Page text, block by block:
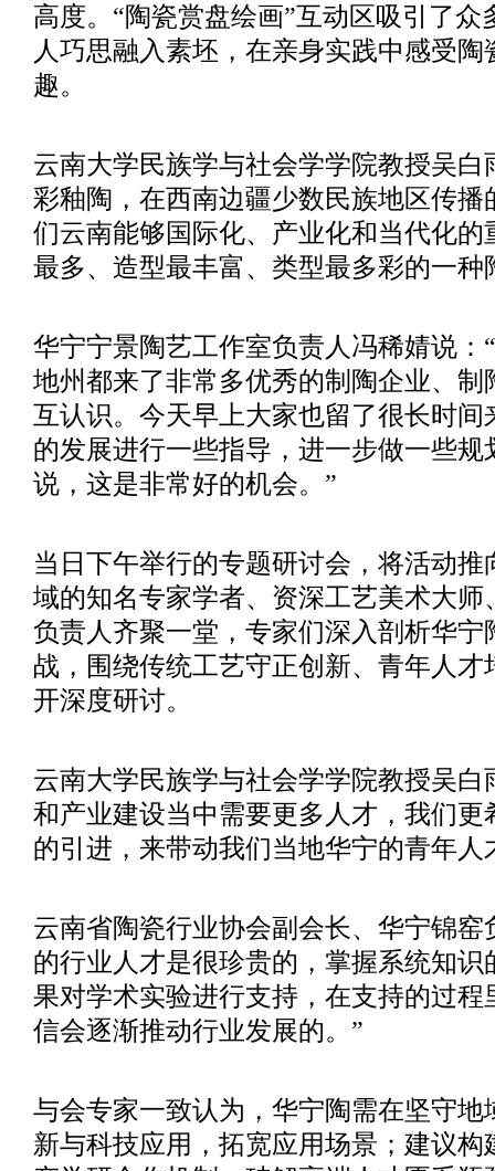
高度。 “陶瓷赏盘绘画”互动区吸引了
人巧思融入素坯，在亲身实践中感受
趣。
云南大学民族学与社会学学院教授吴白
彩釉陶，在西南边疆少数民族地区传
们云南能够国际化、产业化和当代化
最多、造型最丰富、类型最多彩的一种
华宁宁景陶艺工作室负责人冯稀婧说：
地州都来了非常多优秀的制陶企业、
互认识。今天早上大家也留了很长时
的发展进行一些指导，进一步做一些
说，这是非常好的机会。”
当日下午举行的专题研讨会，将活动
域的知名专家学者、资深工艺美术大
负责人齐聚一堂，专家们深入剖析华
战，围绕传统工艺守正创新、青年人
开深度研讨。
云南大学民族学与社会学学院教授吴白
和产业建设当中需要更多人才，我们
的引进，来带动我们当地华宁的青年
云南省陶瓷行业协会副会长、华宁锦窑
的行业人才是很珍贵的，掌握系统知
果对学术实验进行支持，在支持的过
信会逐渐推动行业发展的。”
与会专家一致认为，华宁陶需在坚守
新与科技应用，拓宽应用场景；建议